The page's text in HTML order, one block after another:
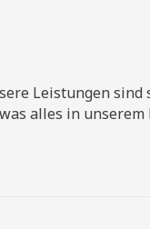
Leistungen
alles in unserem